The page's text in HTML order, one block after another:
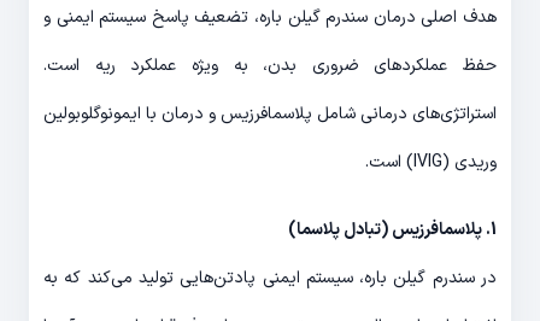
هدف اصلی درمان سندرم گیلن باره، تضعیف پاسخ سیستم ایمنی و
حفظ عملکردهای ضروری بدن، به ویژه عملکرد ریه است.
استراتژی‌های درمانی شامل پلاسمافرزیس و درمان با ایمونوگلوبولین
وریدی (IVIG) است.
1. پلاسمافرزیس (تبادل پلاسما)
در سندرم گیلن باره، سیستم ایمنی پادتن‌هایی تولید می‌کند که به